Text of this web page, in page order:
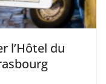
l’Hôtel du